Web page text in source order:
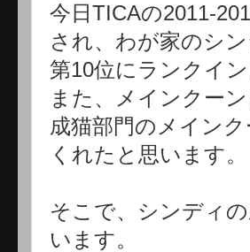
今日TICAの2011-
され、わが家のシ
第10位にランクイン
また、メインクー
成猫部門のメイン
くれたと思います。
そこで、シンディ
います。